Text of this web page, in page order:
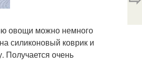
овощи можно немного
силиконовый коврик и
Получается очень